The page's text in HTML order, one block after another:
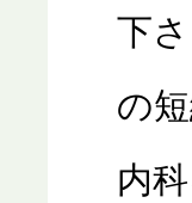
下
の
内